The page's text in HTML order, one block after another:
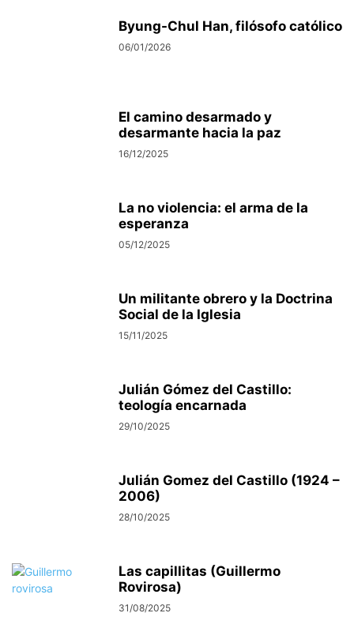
Byung-Chul Han, filósofo católico
06/01/2026
El camino desarmado y
desarmante hacia la paz
16/12/2025
La no violencia: el arma de la
esperanza
05/12/2025
Un militante obrero y la Doctrina
Social de la Iglesia
15/11/2025
Julián Gómez del Castillo:
teología encarnada
29/10/2025
Julián Gomez del Castillo (1924 –
2006)
28/10/2025
Las capillitas (Guillermo
Rovirosa)
31/08/2025